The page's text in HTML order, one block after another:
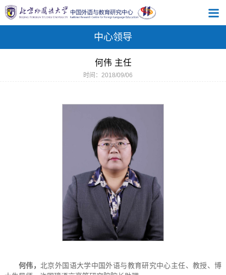
中心领导
何伟 主任
时间：2018/09/06
何伟，北京外国语大学中国外语与教育研究中心主任、教授、博